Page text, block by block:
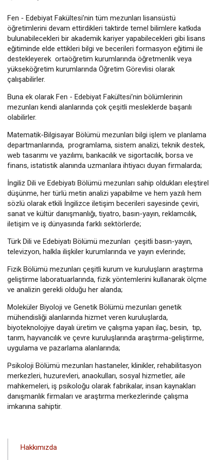
Fen - Edebiyat Fakültesi’nin tüm mezunları lisansüstü
öğretimlerini devam ettirdikleri taktirde temel bilimlere katkıda
bulunabilecekleri bir akademik kariyer yapabilecekleri gibi lisans
eğitiminde elde ettikleri bilgi ve becerileri formasyon eğitimi ile
destekleyerek ortaöğretim kurumlarında öğretmenlik veya
yükseköğretim kurumlarında Öğretim Görevlisi olarak
çalışabilirler.
Buna ek olarak Fen - Edebiyat Fakültesi’nin bölümlerinin
mezunları kendi alanlarında çok çeşitli mesleklerde başarılı
olabilirler.
Matematik-Bilgisayar Bölümü mezunları bilgi işlem ve planlama
departmanlarında, programlama, sistem analizi, teknik destek,
web tasarımı ve yazılımı, bankacılık ve sigortacılık, borsa ve
finans, istatistik alanında uzmanlara ihtiyacı duyan firmalarda;
İngiliz Dili ve Edebiyatı Bölümü mezunları sahip oldukları eleştirel
düşünme, her türlü metin analizi yapabilme ve hem yazılı hem
sözlü olarak etkili İngilizce iletişim becerileri sayesinde çeviri,
sanat ve kültür danışmanlığı, tiyatro, basın-yayın, reklamcılık,
iletişim ve iş dünyasında farklı sektörlerde;
Türk Dili ve Edebiyatı Bölümü mezunları çeşitli basın-yayın,
televizyon, halkla ilişkiler kurumlarında ve yayın evlerinde;
Fizik Bölümü mezunları çeşitli kurum ve kuruluşların araştırma
geliştirme laboratuarlarında, fizik yöntemlerini kullanarak ölçme
ve analizin gerekli olduğu her alanda;
Moleküler Biyoloji ve Genetik Bölümü mezunları genetik
mühendisliği alanlarında hizmet veren kuruluşlarda,
biyoteknolojiye dayalı üretim ve çalışma yapan ilaç, besin, tıp,
tarım, hayvancılık ve çevre kuruluşlarında araştırma-geliştirme,
uygulama ve pazarlama alanlarında;
Psikoloji Bölümü mezunları hastaneler, klinikler, rehabilitasyon
merkezleri, huzurevleri, anaokulları, sosyal hizmetler, aile
mahkemeleri, iş psikoloğu olarak fabrikalar, insan kaynakları
danışmanlık firmaları ve araştırma merkezlerinde çalışma
imkanına sahiptir.
ANAHakkımızda